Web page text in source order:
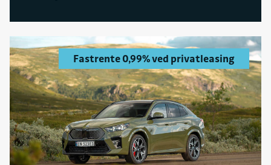
Fastrente 0,99% ved privatleasing